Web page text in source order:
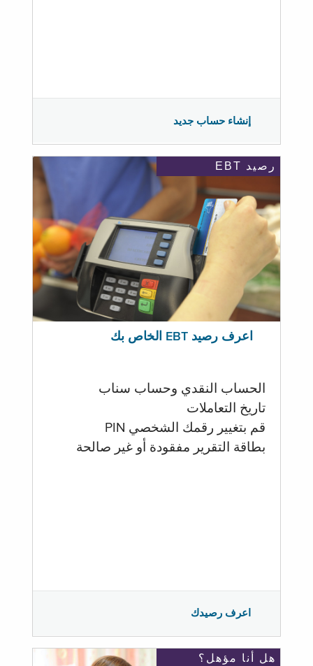
إنشاء حساب جديد
رصيد EBT
اعرف رصيد EBT الخاص بك
الحساب النقدي وحساب سناب
تاريخ التعاملات
قم بتغيير رقمك الشخصي PIN
بطاقة التقرير مفقودة أو غير صالحة
اعرف رصيدك
هل أنا مؤهل؟